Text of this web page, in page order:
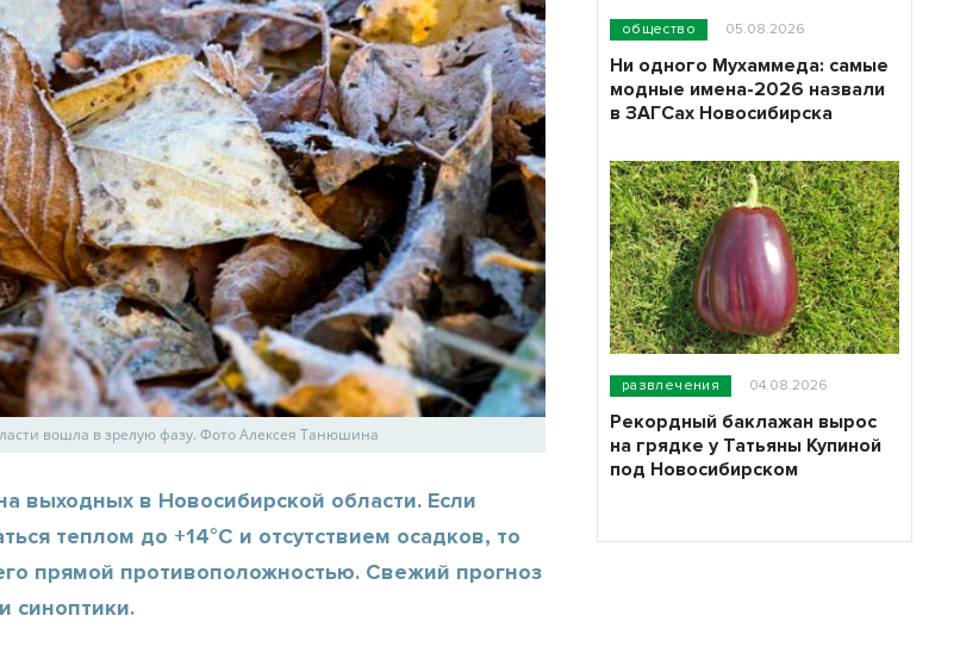
вошла в зрелую фазу. Фото Алексея Танюшина
выходных в Новосибирской области. Если
теплом до +14°С и отсутствием осадков, то
прямой противоположностью. Свежий прогноз
синоптики.
общество 05.08.2026
Ни одного Мухаммеда: самые
модные имена-2026 назвали
в ЗАГСах Новосибирска
развлечения 04.08.2026
Рекордный баклажан вырос
на грядке у Татьяны Купиной
под Новосибирском